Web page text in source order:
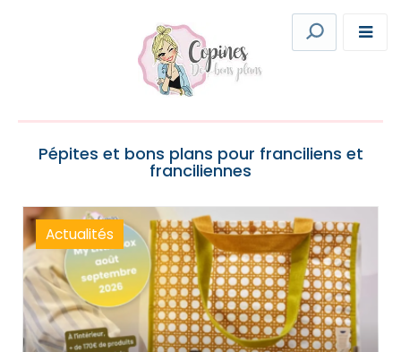
Pépites et bons plans pour franciliens et
franciliennes
Actualités